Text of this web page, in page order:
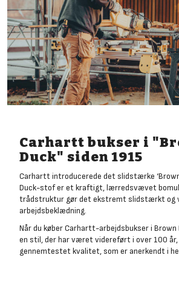
Carhartt bukser i
Duck" siden 1915
Carhartt introducerede det slidstærke
Duck-stof er et kraftigt, lærredsvævet
trådstruktur gør det ekstremt slidstærkt og
arbejdsbeklædning.
Når du køber Carhartt-arbejdsbukser i Brown
en stil, der har været videreført i over 100 år,
gennemtestet kvalitet, som er anerkendt i